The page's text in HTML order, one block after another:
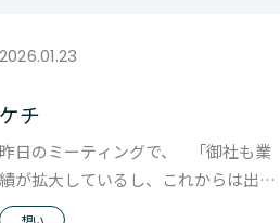
2026.01.23
ケチ
昨日のミーティングで、 「御社も業
績が拡大しているし、これからは出費
が嵩むことも増えてくるかもしれませ